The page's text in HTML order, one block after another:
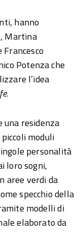
hanno
Martina
Potenza che
l’idea
una residenza
moduli
personalità
loro sogni,
aree verdi da
specchio della
modelli di
elaborato da